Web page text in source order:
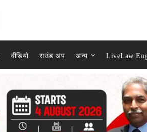
वीडियो राउंड अप अन्य LiveLaw